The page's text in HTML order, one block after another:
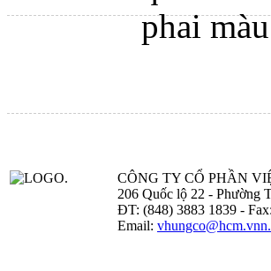
CÔNG TY CỔ PHẦN
206 Quốc lộ 22 - Phường
ĐT: (848) 3883 1839 -
Email: